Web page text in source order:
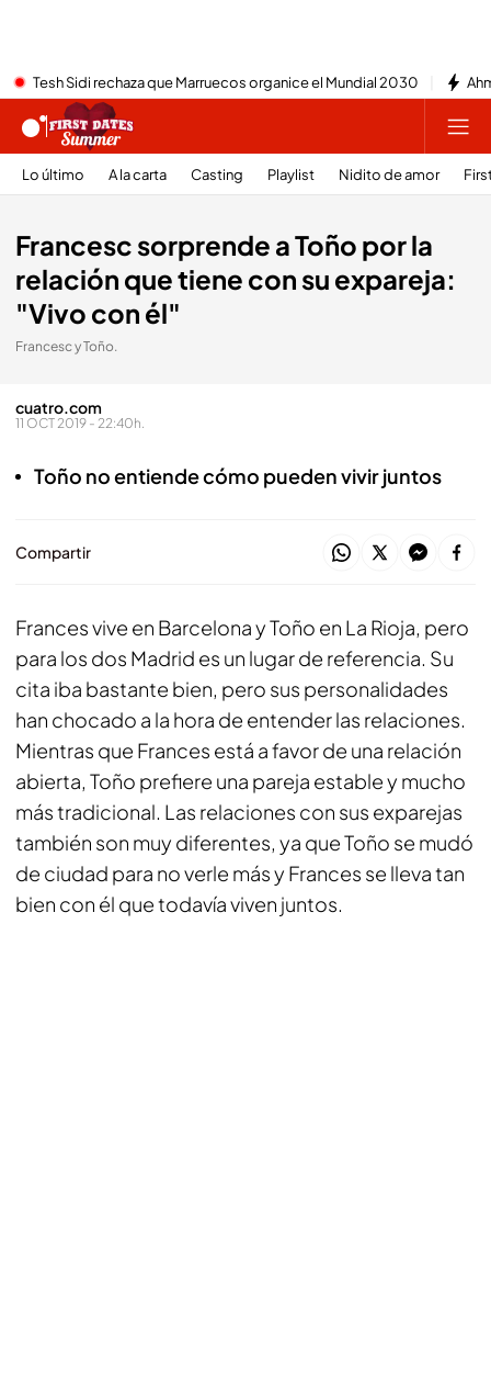
Tesh Sidi rechaza que Marruecos organice el Mundial 2030
Lo último A la carta Casting Playlist Nidito de amor
Francesc sorprende a Toño por la
relación que tiene con su expareja:
"Vivo con él"
Francesc y Toño.
cuatro.com
11 OCT 2019 - 22:40h.
Toño no entiende cómo pueden vivir juntos
Compartir
Frances vive en Barcelona y Toño en La Rioja, pero
para los dos Madrid es un lugar de referencia. Su
cita iba bastante bien, pero sus personalidades
han chocado a la hora de entender las relaciones.
Mientras que Frances está a favor de una relación
abierta, Toño prefiere una pareja estable y mucho
más tradicional. Las relaciones con sus exparejas
también son muy diferentes, ya que Toño se mudó
de ciudad para no verle más y Frances se lleva tan
bien con él que todavía viven juntos.